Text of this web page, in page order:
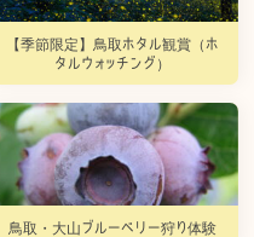
【季節限定】鳥取ホタル観賞（ホ
タルウォッチング）
鳥取・大山ブルーベリー狩り体験